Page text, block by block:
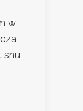
w
snu